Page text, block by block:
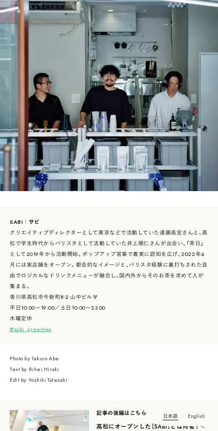
SABI｜サビ
クリエイティブディレクターとして東京などで活動していた遠藤高宏さんと、高
松で学生時代からバリスタとして活動していた井上順仁さんが出会い、「茶日」
として2019年から活動開始。ポップアップ営業で着実に認知を広げ、2022年4
月には実店舗をオープン。都会的なイメージと、バリスタ経験に裏打ちされた自
由でロジカルなドリンクメニューが融合し、国内外からそのお茶を求めて人が
集まる。
香川県高松市今新町8-2 山中ビル1F
平日10:00〜19:00／土日10:00〜23:00
木曜定休
@sabi_greentea
Photo by Takuro Abe
Text by Rihei Hiraki
Edit by Yoshiki Tatezaki
記事の後編はこちら
高松にオープンした［SABI］とは何者？＜
日本語 English